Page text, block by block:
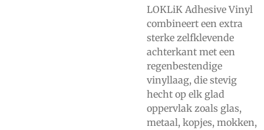
LOKLiK Adhesive Vinyl
combineert een extra
sterke zelfklevende
achterkant met een
regenbestendige
vinyllaag, die stevig
hecht op elk glad
oppervlak zoals glas,
metaal, kopjes, mokken,